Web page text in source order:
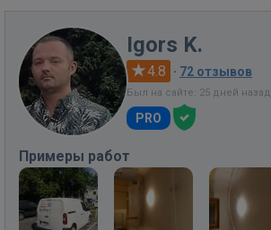
Igors K.
4.8 · 72 отзывов
Был на сайте: 25 дней назад
PRO
Примеры работ